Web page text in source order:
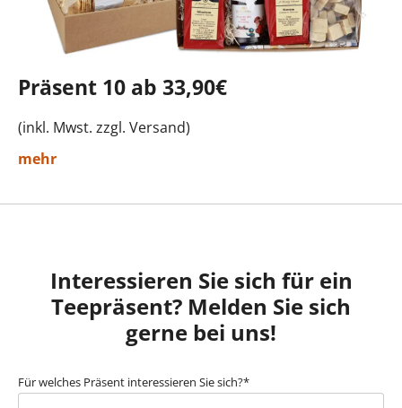
Präsent 10 ab 33,90€
(inkl. Mwst. zzgl. Versand)
mehr
Interessieren Sie sich für ein
Teepräsent? Melden Sie sich
gerne bei uns!
Für welches Präsent interessieren Sie sich?*